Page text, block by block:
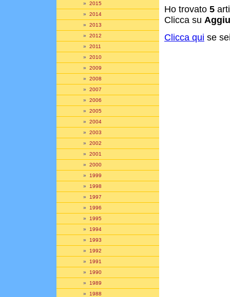
» 2015
» 2014
» 2013
» 2012
» 2011
» 2010
» 2009
» 2008
» 2007
» 2006
» 2005
» 2004
» 2003
» 2002
» 2001
» 2000
» 1999
» 1998
» 1997
» 1996
» 1995
» 1994
» 1993
» 1992
» 1991
» 1990
» 1989
» 1988
Ho trovato 5
Clicca su
Clicca qui se